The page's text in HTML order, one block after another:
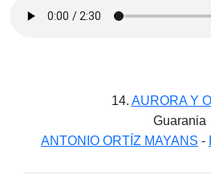
14. AURORA Y
Guarania
ANTONIO ORTÍZ MAYANS -